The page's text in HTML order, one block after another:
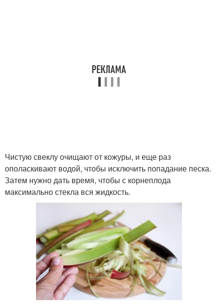
Чистую свеклу очищают от кожуры, и еще раз
ополаскивают водой, чтобы исключить попадание песка.
Затем нужно дать время, чтобы с корнеплода
максимально стекла вся жидкость.